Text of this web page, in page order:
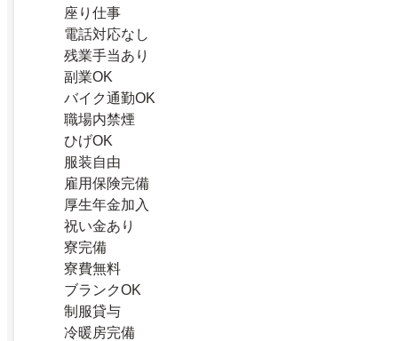
座り仕事
電話対応なし
残業手当あり
副業OK
バイク通勤OK
職場内禁煙
ひげOK
服装自由
雇用保険完備
厚生年金加入
祝い金あり
寮完備
寮費無料
ブランクOK
制服貸与
冷暖房完備